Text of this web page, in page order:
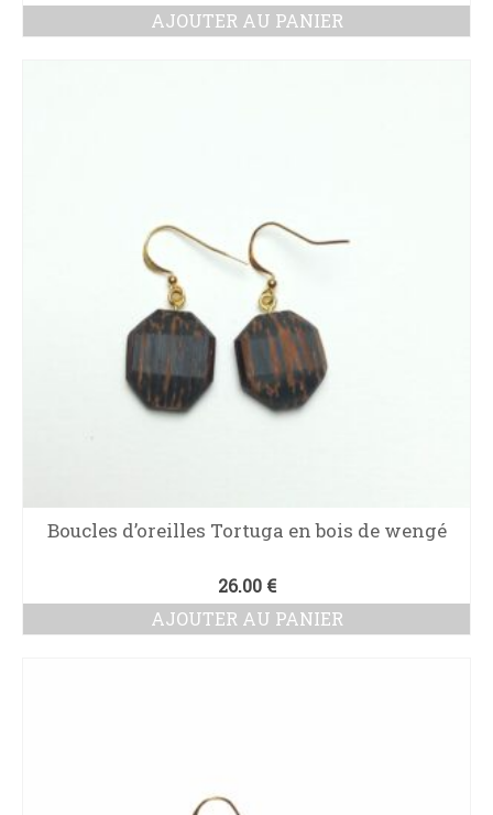
AJOUTER AU PANIER
Boucles d’oreilles Tortuga en bois de wengé
26.00 €
AJOUTER AU PANIER